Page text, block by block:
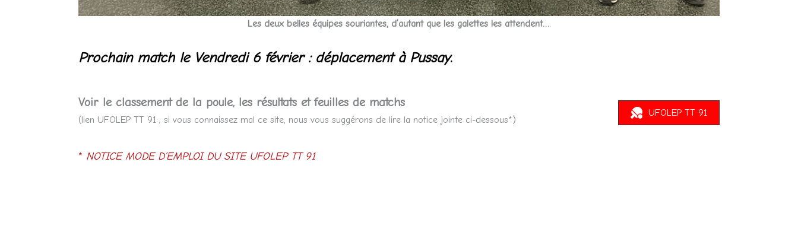
Les deux belles équipes souriantes, d’autant que les galettes les attendent….
Prochain match le Vendredi 6 février : déplacement à Pussay.
Voir le classement de la poule, les résultats et feuilles de matchs
(lien UFOLEP TT 91 ; si vous connaissez mal ce site, nous vous suggérons de lire la notice jointe ci-dessous*)
UFOLEP TT 91
* NOTICE MODE D’EMPLOI DU SITE UFOLEP TT 91